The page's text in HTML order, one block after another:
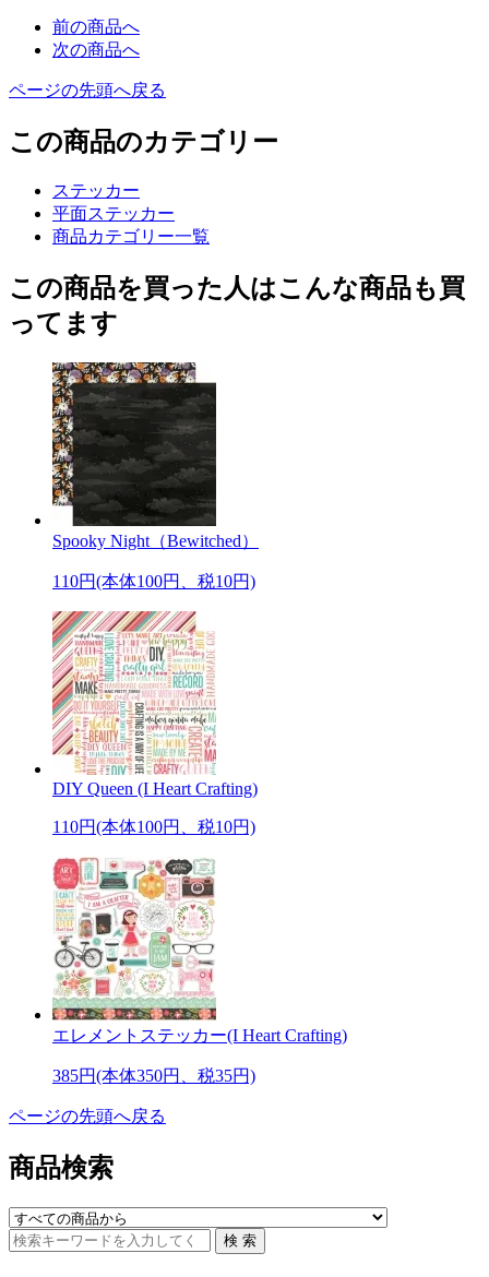
前の商品へ
次の商品へ
ページの先頭へ戻る
この商品のカテゴリー
ステッカー
平面ステッカー
商品カテゴリー一覧
この商品を買った人はこんな商品も買
ってます
Spooky Night（Bewitched）
110円(本体100円、税10円)
DIY Queen (I Heart Crafting)
110円(本体100円、税10円)
エレメントステッカー(I Heart Crafting)
385円(本体350円、税35円)
ページの先頭へ戻る
商品検索